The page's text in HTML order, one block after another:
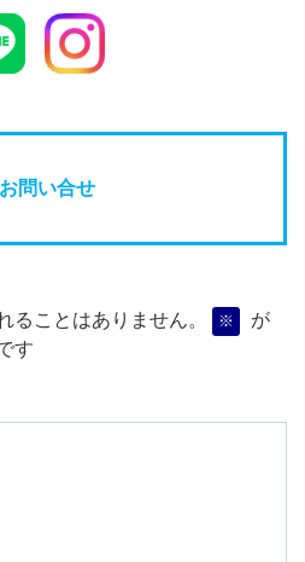
お問い合せ
ることはありません。 ※
が
す